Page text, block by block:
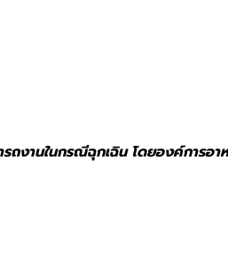
งานในกรณีฉุกเฉิน โดยองค์การอา